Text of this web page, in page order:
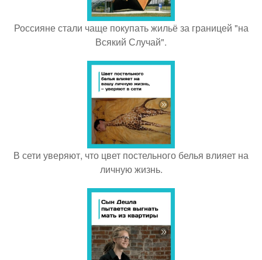
Россияне стали чаще покупать жильё за границей "на
Всякий Случай".
В сети уверяют, что цвет постельного белья влияет на
личную жизнь.